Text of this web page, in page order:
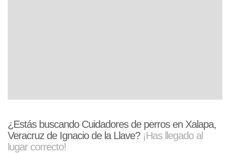
¿Estás buscando Cuidadores de perros en Xalapa,
Veracruz de Ignacio de la Llave? ¡Has llegado al
lugar correcto!